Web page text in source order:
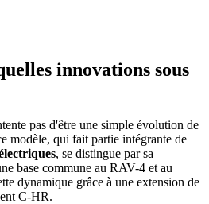
innovations sous
pas d'être une simple évolution de
modèle, qui fait partie intégrante de
, se distingue par sa
base commune au RAV-4 et au
dynamique grâce à une extension de
C-HR.